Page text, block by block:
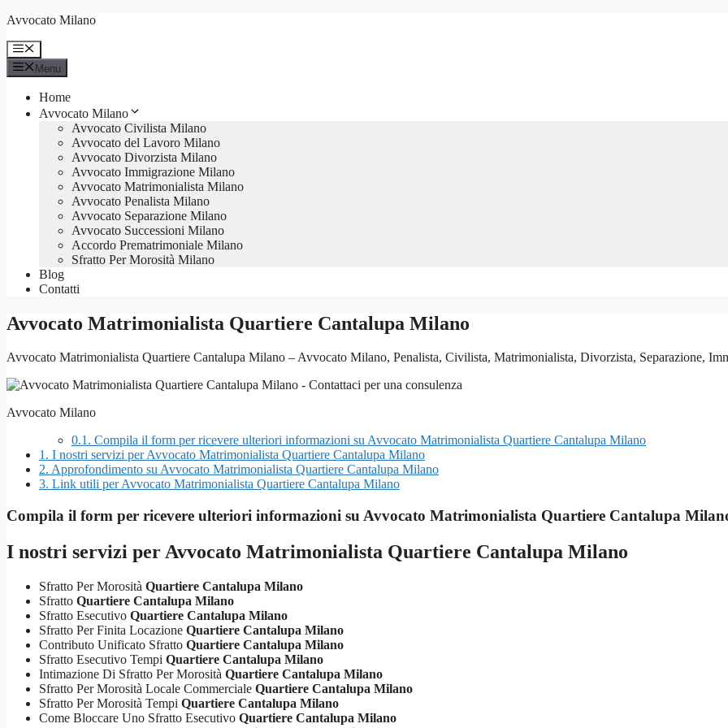
Vai
contenuto
Avvocato Milano
Menu
Menu
Home
Avvocato Milano
Avvocato Civilista Milano
Avvocato del Lavoro Milano
Avvocato Divorzista Milano
Avvocato Immigrazione Milano
Avvocato Matrimonialista Milano
Avvocato Penalista Milano
Avvocato Separazione Milano
Avvocato Successioni Milano
Accordo Prematrimoniale Milano
Sfratto Per Morosità Milano
Blog
Contatti
Avvocato Matrimonialista Quartiere Cantalupa Milano
Avvocato Matrimonialista Quartiere Cantalupa Milano – Avvocato Milano, Penalista, Civilista, Matrimonialista, Divorzista, Separazione,
Avvocato Milano
0.1. Compila il form per ricevere ulteriori informazioni su Avvocato Matrimonialista Quartiere Cantalupa Milano
1. I nostri servizi per Avvocato Matrimonialista Quartiere Cantalupa Milano
2. Approfondimento su Avvocato Matrimonialista Quartiere Cantalupa Milano
3. Link utili per Avvocato Matrimonialista Quartiere Cantalupa Milano
Compila il form per ricevere ulteriori informazioni su Avvocato Matrimonialista Quartiere Cantalupa
I nostri servizi per Avvocato Matrimonialista Quartiere Cantalupa Milano
Sfratto Per Morosità Quartiere Cantalupa Milano
Sfratto Quartiere Cantalupa Milano
Sfratto Esecutivo Quartiere Cantalupa Milano
Sfratto Per Finita Locazione Quartiere Cantalupa Milano
Contributo Unificato Sfratto Quartiere Cantalupa Milano
Sfratto Esecutivo Tempi Quartiere Cantalupa Milano
Intimazione Di Sfratto Per Morosità Quartiere Cantalupa Milano
Sfratto Per Morosità Locale Commerciale Quartiere Cantalupa Milano
Sfratto Per Morosità Tempi Quartiere Cantalupa Milano
Come Bloccare Uno Sfratto Esecutivo Quartiere Cantalupa Milano